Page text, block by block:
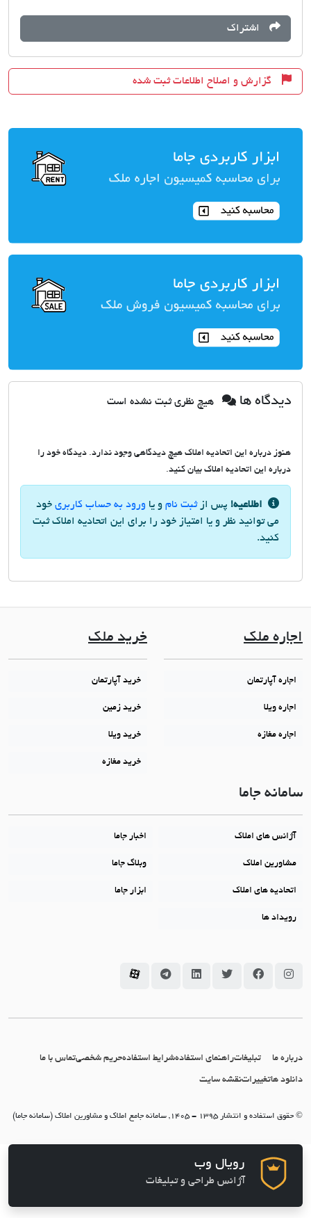
اشتراک
گزارش و اصلاح اطلاعات ثبت شده
دیدگاه ها هیچ نظری ثبت نشده است
هنوز درباره این اتحادیه املاک هیچ دیدگاهی وجود ندارد. دیدگاه خود را
درباره این اتحادیه املاک بیان کنید.
اطلاعیه! پس ازثبت نام و یا ورود به حساب کاربری خود
می توانید نظر و یا امتیاز خود را برای این اتحادیه املاک ثبت
کنید.
اجاره ملک
اجاره آپارتمان
اجاره ویلا
اجاره مغازه
خرید ملک
خرید آپارتمان
خرید زمین
خرید ویلا
خرید مغازه
سامانه جاما
آژانس های املاک اخبار جاما
مشاورین املاک وبلاگ جاما
اتحادیه های املاک ابزار جاما
رویداد ها
سامانه جاما در اینستاگرام
سامانه جاما در فیسبوک
سامانه جاما در توئیتر
سامانه جاما در لینکداین
سامانه جاما در تلگرام
سامانه جاما در آپارات
درباره ما تبلیغاتراهنمای استفادهشرایط استفادهحریم شخصیتماس با ما
دانلود هاتغییراتنقشه سایت
© حقوق استفاده و انتشار 1395 - 1405, سامانه جامع املاک و مشاورین املاک (سامانه جاما)
رویال وب
آژانس طراحی و تبلیغات